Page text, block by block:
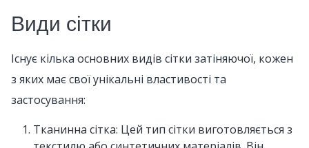
Види сітки
Існує кілька основних видів сітки затіняючої, кожен
з яких має свої унікальні властивості та
застосування:
Тканинна сітка: Цей тип сітки виготовляється з